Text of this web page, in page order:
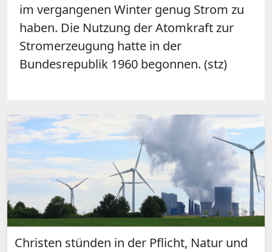
im vergangenen Winter genug Strom zu
haben. Die Nutzung der Atomkraft zur
Stromerzeugung hatte in der
Bundesrepublik 1960 begonnen. (stz)
Christen stünden in der Pflicht, Natur und